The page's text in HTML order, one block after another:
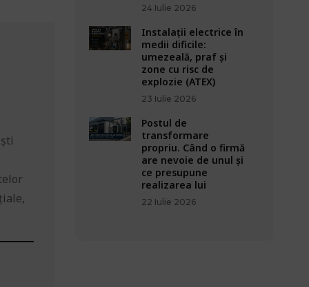
24 Iulie 2026
Instalații electrice în
medii dificile:
umezeală, praf și
zone cu risc de
explozie (ATEX)
23 Iulie 2026
Postul de
transformare
propriu. Când o firmă
are nevoie de unul și
ce presupune
realizarea lui
22 Iulie 2026